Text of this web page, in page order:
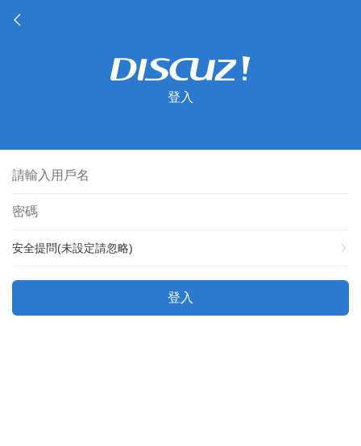
登入
安全提問(未設定請忽略)
登入